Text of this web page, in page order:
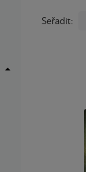
Seřadit: